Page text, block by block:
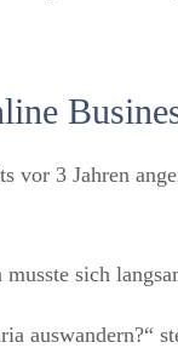
3 Jahren
sich
auswandern?“